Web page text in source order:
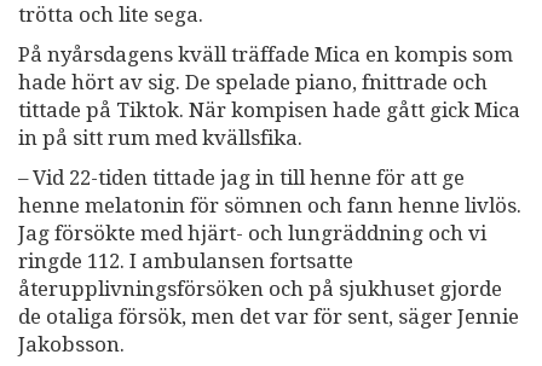
trötta och lite sega.
På nyårsdagens kväll träffade Mica en kompis som
hade hört av sig. De spelade piano, fnittrade och
tittade på Tiktok. När kompisen hade gått gick Mica
in på sitt rum med kvällsfika.
– Vid 22-tiden tittade jag in till henne för att ge
henne melatonin för sömnen och fann henne livlös.
Jag försökte med hjärt- och lungräddning och vi
ringde 112. I ambulansen fortsatte
återupplivningsförsöken och på sjukhuset gjorde
de otaliga försök, men det var för sent, säger Jennie
Jakobsson.